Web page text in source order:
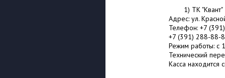
1) ТК "Квант"
Адрес: ул.
Телефон: +7
+7 (391) 288-88-
Режим работы: с
Технический
Касса находится